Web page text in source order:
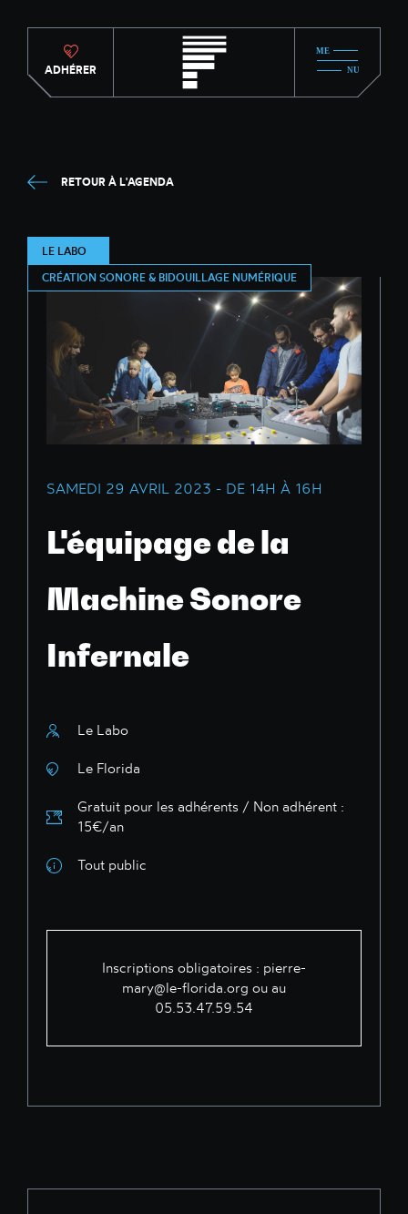
ADHÉRER
RETOUR À L'AGENDA
LE LABO
CRÉATION SONORE & BIDOUILLAGE NUMÉRIQUE
SAMEDI 29 AVRIL 2023 - DE 14H À 16H
L'équipage de la
Machine Sonore
Infernale
Le Labo
Le Florida
Gratuit pour les adhérents / Non adhérent :
15€/an
Tout public
Inscriptions obligatoires : pierre-
mary@le-florida.org ou au
05.53.47.59.54